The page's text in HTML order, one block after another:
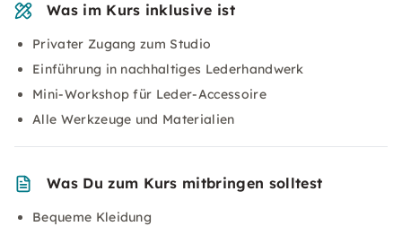
Was im Kurs inklusive ist
Privater Zugang zum Studio
Einführung in nachhaltiges Lederhandwerk
Mini-Workshop für Leder-Accessoire
Alle Werkzeuge und Materialien
Was Du zum Kurs mitbringen solltest
Bequeme Kleidung